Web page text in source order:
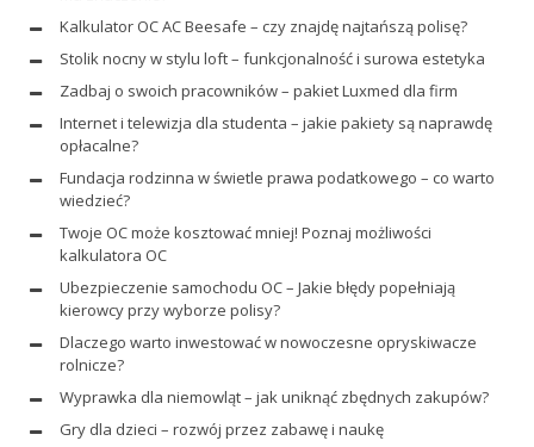
Kalkulator OC AC Beesafe – czy znajdę najtańszą polisę?
Stolik nocny w stylu loft – funkcjonalność i surowa estetyka
Zadbaj o swoich pracowników – pakiet Luxmed dla firm
Internet i telewizja dla studenta – jakie pakiety są naprawdę
opłacalne?
Fundacja rodzinna w świetle prawa podatkowego – co warto
wiedzieć?
Twoje OC może kosztować mniej! Poznaj możliwości
kalkulatora OC
Ubezpieczenie samochodu OC – Jakie błędy popełniają
kierowcy przy wyborze polisy?
Dlaczego warto inwestować w nowoczesne opryskiwacze
rolnicze?
Wyprawka dla niemowląt – jak uniknąć zbędnych zakupów?
Gry dla dzieci – rozwój przez zabawę i naukę